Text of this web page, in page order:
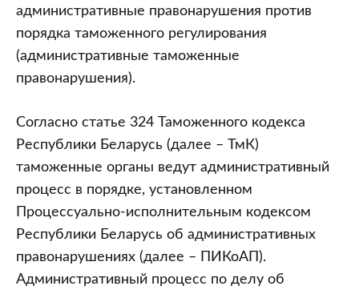
таможня
административные правонарушения против
порядка таможенного регулирования
(административные таможенные
правонарушения).
Согласно статье 324 Таможенного кодекса
Республики Беларусь (далее – ТмК)
таможенные органы ведут административный
процесс в порядке, установленном
Процессуально-исполнительным кодексом
Республики Беларусь об административных
правонарушениях (далее – ПИКоАП).
Административный процесс по делу об